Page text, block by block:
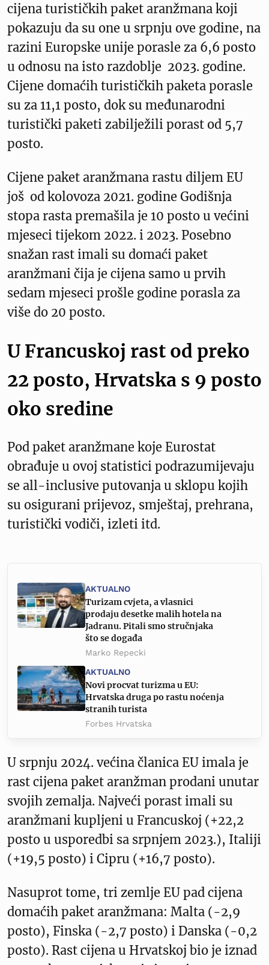
cijena turističkih paket aranžmana koji
pokazuju da su one u srpnju ove godine, na
razini Europske unije porasle za 6,6 posto
u odnosu na isto razdoblje 2023. godine.
Cijene domaćih turističkih paketa porasle
su za 11,1 posto, dok su međunarodni
turistički paketi zabilježili porast od 5,7
posto.
Cijene paket aranžmana rastu diljem EU
još od kolovoza 2021. godine Godišnja
stopa rasta premašila je 10 posto u većini
mjeseci tijekom 2022. i 2023. Posebno
snažan rast imali su domaći paket
aranžmani čija je cijena samo u prvih
sedam mjeseci prošle godine porasla za
više do 20 posto.
U Francuskoj rast od preko
22 posto, Hrvatska s 9 posto
oko sredine
Pod paket aranžmane koje Eurostat
obrađuje u ovoj statistici podrazumijevaju
se all-inclusive putovanja u sklopu kojih
su osigurani prijevoz, smještaj, prehrana,
turistički vodiči, izleti itd.
AKTUALNO
Turizam cvjeta, a vlasnici
prodaju desetke malih hotela na
Jadranu. Pitali smo stručnjaka
što se događa
Marko Repecki
AKTUALNO
Novi procvat turizma u EU:
Hrvatska druga po rastu noćenja
stranih turista
Forbes Hrvatska
U srpnju 2024. većina članica EU imala je
rast cijena paket aranžman prodani unutar
svojih zemalja. Najveći porast imali su
aranžmani kupljeni u Francuskoj (+22,2
posto u usporedbi sa srpnjem 2023.), Italiji
(+19,5 posto) i Cipru (+16,7 posto).
Nasuprot tome, tri zemlje EU pad cijena
domaćih paket aranžmana: Malta (-2,9
posto), Finska (-2,7 posto) i Danska (-0,2
posto). Rast cijena u Hrvatskoj bio je iznad